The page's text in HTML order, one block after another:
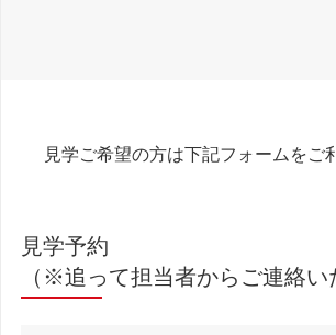
見学ご希望の方は下記フォームをご
見学予約
（※追って担当者からご連絡い